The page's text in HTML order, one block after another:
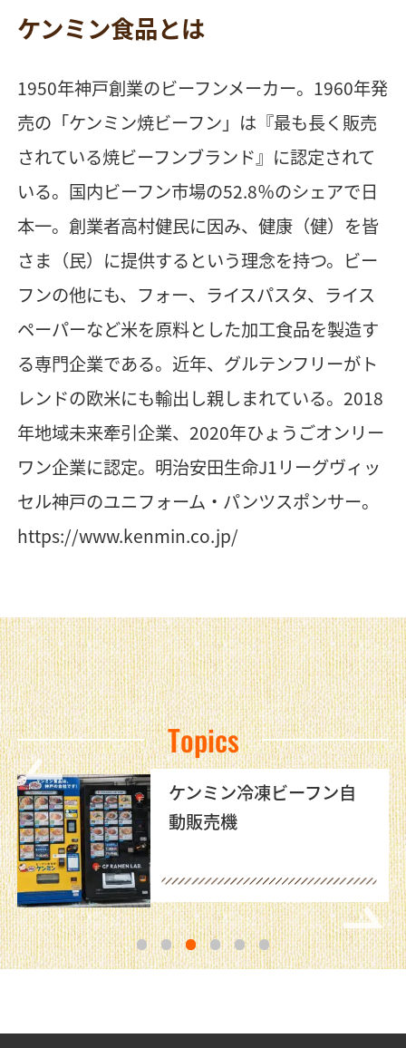
ケンミン食品とは
1950年神戸創業のビーフンメーカー。1960年発
売の「ケンミン焼ビーフン」は『最も長く販売
されている焼ビーフンブランド』に認定されて
いる。国内ビーフン市場の52.8％のシェアで日
本一。創業者高村健民に因み、健康（健）を皆
さま（民）に提供するという理念を持つ。ビー
フンの他にも、フォー、ライスパスタ、ライス
ペーパーなど米を原料とした加工食品を製造す
る専門企業である。近年、グルテンフリーがト
レンドの欧米にも輸出し親しまれている。2018
年地域未来牽引企業、2020年ひょうごオンリー
ワン企業に認定。明治安田生命J1リーグヴィッ
セル神戸のユニフォーム・パンツスポンサー。
https://www.kenmin.co.jp/
Topics
ケンミン冷凍ビーフン自
動販売機
1 2 3 4 5 6